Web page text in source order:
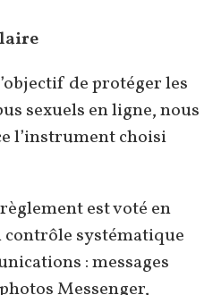
de protéger les
sexuels en ligne, nous
l’instrument choisi
est voté en
contrôle systématique
: messages
Messenger,